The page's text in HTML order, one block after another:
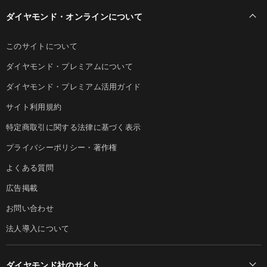
ダイヤモンド・オンラインについて
このサイトについて
ダイヤモンド・プレミアムについて
ダイヤモンド・プレミアム活用ガイド
サイト利用規約
特定商取引に関する法律に基づく表示
プライバシーポリシー・著作権
よくある質問
広告掲載
お問い合わせ
法人導入について